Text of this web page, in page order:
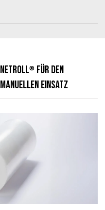
NETROLL® FÜR DEN
MANUELLEN EINSATZ